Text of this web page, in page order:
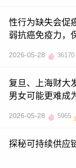
性行为缺失会促
弱抗癌免疫力，
2026-05-28 36170
复旦、上海财大
男女可能更难成
2026-05-28 5965
探秘可持续供应